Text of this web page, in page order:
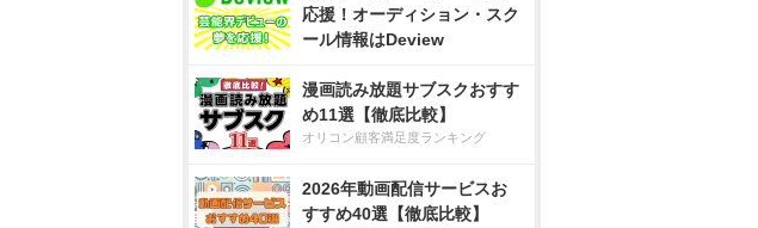
応援！オーディション・スク
ール情報はDeview
漫画読み放題サブスクおすす
め11選【徹底比較】
オリコン顧客満足度ランキング
2026年動画配信サービスお
すすめ40選【徹底比較】